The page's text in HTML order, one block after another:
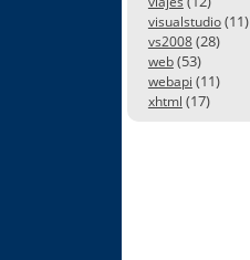
visualstudio(11)
vs2008(28)
web(53)
webapi (11)
xhtml (17)